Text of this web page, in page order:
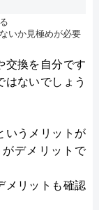
いか見極めが必要
交換を自分です
はないでしょう
いうメリットが
デメリットで
メリットも確認